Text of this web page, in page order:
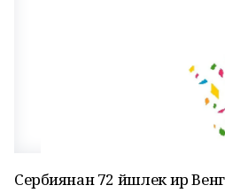
Сербиянан 72 йәшлек ир